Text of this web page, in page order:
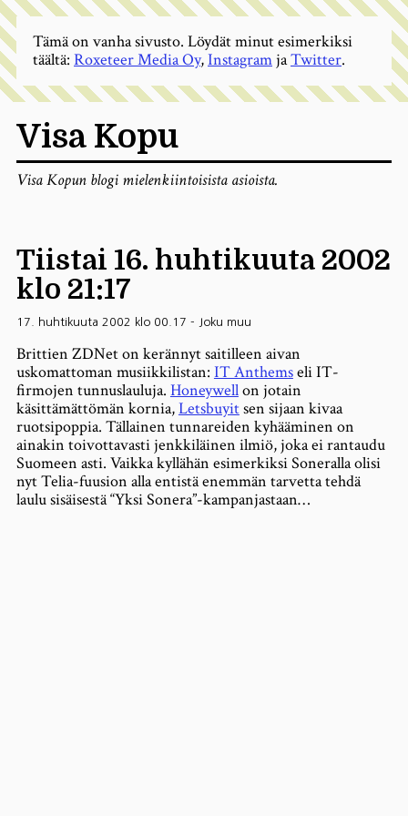
Visa Kopu
Visa Kopun blogi mielenkiintoisista asioista.
Tiistai 16. huhtikuuta 2002
klo 21:17
17. huhtikuuta 2002 klo 00.17 - Joku muu
Brittien ZDNet on kerännyt saitilleen aivan
uskomattoman musiikkilistan: IT Anthemseli IT-
firmojen tunnuslauluja. Honeywellon jotain
käsittämättömän kornia,Letsbuyitsen sijaan kivaa
ruotsipoppia. Tällainen tunnareiden kyhääminen on
ainakin toivottavasti jenkkiläinen ilmiö, joka ei rantaudu
Suomeen asti. Vaikka kyllähän esimerkiksi Soneralla olisi
nyt Telia-fuusion alla entistä enemmän tarvetta tehdä
laulu sisäisestä “Yksi Sonera”-kampanjastaan…
Tämä on vanha sivusto. Löydät minut esimerkiksi
täältä: Roxeteer Media Oy,InstagramjaTwitter.